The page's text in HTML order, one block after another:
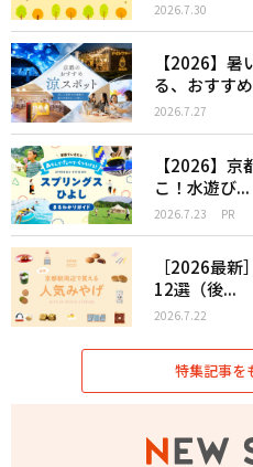
2026.7.30
【2026】
る、おすす
2026.7.27
【2026】
こ！水遊び...
2026.7.23 PR
［2026最
12選（後...
2026.7.22
特集記事を